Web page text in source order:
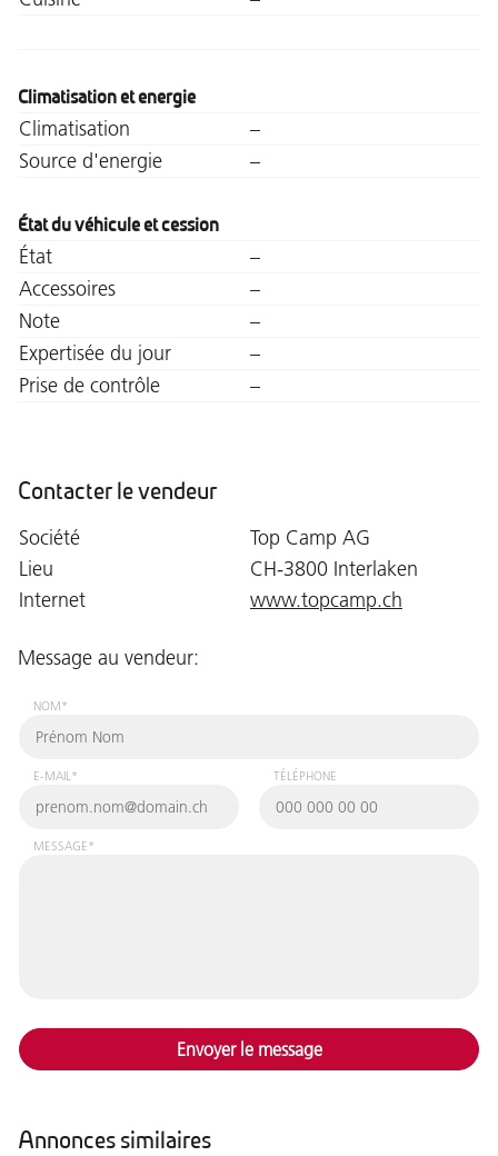
Climatisation et energie
Climatisation
–
Source d'energie
–
État du véhicule et cession
État
–
Accessoires
–
Note
–
Expertisée du jour
–
Prise de contrôle
–
Contacter le vendeur
Société
Top Camp AG
Lieu
CH-3800 Interlaken
Internet
www.topcamp.ch
Message au vendeur:
NOM*
E-MAIL* TÉLÉPHONE
MESSAGE*
Envoyer le message
Annonces similaires